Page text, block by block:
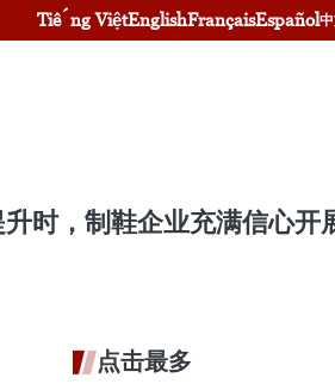
Tiếng ViệtEnglishFrançaisEspañol
时，制鞋企业充满信心开
点击最多